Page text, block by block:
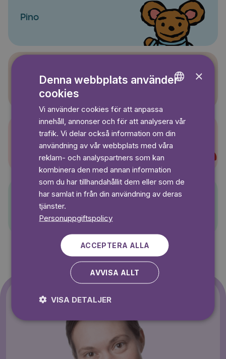
Pino
Sagasagor
Super-Charlie
Pelle Svanslös
×
Denna webbplats använder
cookies
Vi använder cookies för att anpassa
innehåll, annonser och för att analysera vår
trafik. Vi delar också information om din
användning av vår webbplats med våra
reklam- och analyspartners som kan
kombinera den med annan information
som du har tillhandahållit dem eller som de
har samlat in från din användning av deras
tjänster.
Personuppgiftspolicy
ACCEPTERA ALLA
AVVISA ALLT
VISA DETALJER